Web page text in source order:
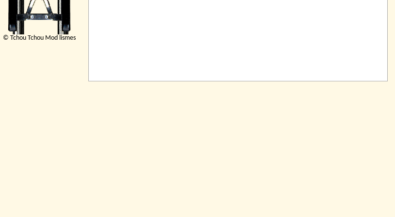
© Tchou Tchou Mod lismes